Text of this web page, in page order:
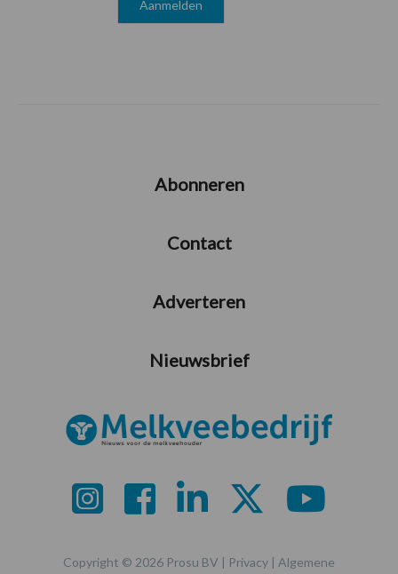
Abonneren
Contact
Adverteren
Nieuwsbrief
Copyright © 2026 Prosu BV | Privacy | Algemene